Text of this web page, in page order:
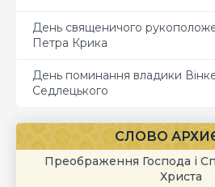
День священичого
Петра Крика
День поминання владики
Седлецького
СЛОВО
Преображення Господа і
Христа